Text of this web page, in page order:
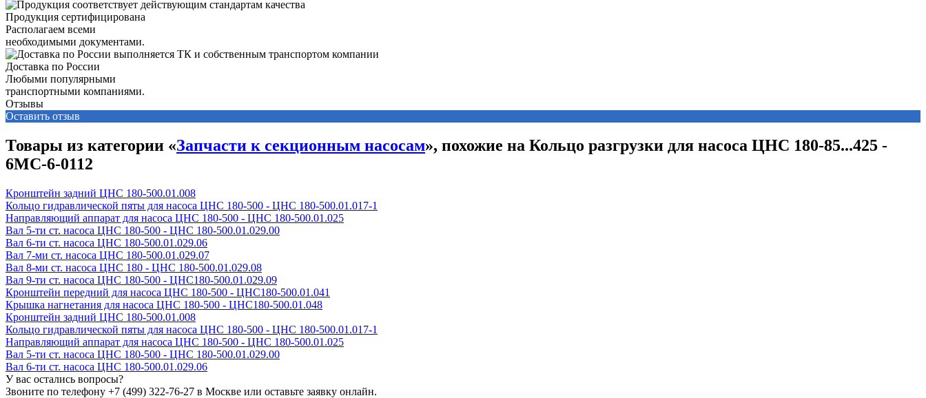
Продукция сертифицирована
Располагаем всеми
необходимыми документами.
Доставка по России
Любыми популярными
транспортными компаниями.
Отзывы
Оставить отзыв
Товары из категории «Запчасти к секционным насосам», похожие на Кольцо разгрузки для насоса ЦНС 180-85...425 -
6МС-6-0112
Кронштейн задний ЦНС 180-500.01.008
Кольцо гидравлической пяты для насоса ЦНС 180-500 - ЦНС 180-500.01.017-1
Направляющий аппарат для насоса ЦНС 180-500 - ЦНС 180-500.01.025
Вал 5-ти ст. насоса ЦНС 180-500 - ЦНС 180-500.01.029.00
Вал 6-ти ст. насоса ЦНС 180-500.01.029.06
Вал 7-ми ст. насоса ЦНС 180-500.01.029.07
Вал 8-ми ст. насоса ЦНС 180 - ЦНС 180-500.01.029.08
Вал 9-ти ст. насоса ЦНС 180-500 - ЦНС180-500.01.029.09
Кронштейн передний для насоса ЦНС 180-500 - ЦНС180-500.01.041
Крышка нагнетания для насоса ЦНС 180-500 - ЦНС180-500.01.048
Кронштейн задний ЦНС 180-500.01.008
Кольцо гидравлической пяты для насоса ЦНС 180-500 - ЦНС 180-500.01.017-1
Направляющий аппарат для насоса ЦНС 180-500 - ЦНС 180-500.01.025
Вал 5-ти ст. насоса ЦНС 180-500 - ЦНС 180-500.01.029.00
Вал 6-ти ст. насоса ЦНС 180-500.01.029.06
У вас остались вопросы?
Звоните по телефону +7 (499) 322-76-27 в Москве или оставьте заявку онлайн.